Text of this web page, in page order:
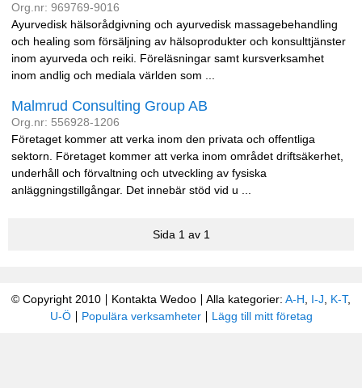
Org.nr: 969769-9016
Ayurvedisk hälsorådgivning och ayurvedisk massagebehandling
och healing som försäljning av hälsoprodukter och konsulttjänster
inom ayurveda och reiki. Föreläsningar samt kursverksamhet
inom andlig och mediala världen som ...
Malmrud Consulting Group AB
Org.nr: 556928-1206
Företaget kommer att verka inom den privata och offentliga
sektorn. Företaget kommer att verka inom området driftsäkerhet,
underhåll och förvaltning och utveckling av fysiska
anläggningstillgångar. Det innebär stöd vid u ...
Sida 1 av 1
© Copyright 2010 Kontakta Wedoo Alla kategorier: A-H I-J K-T,
U-Ö
Populära verksamheter Lägg till mitt företag